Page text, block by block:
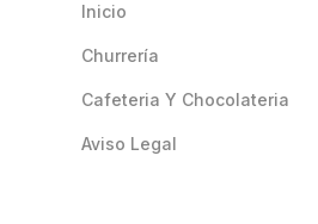
Inicio
Churrería
Cafeteria Y Chocolateria
Aviso Legal